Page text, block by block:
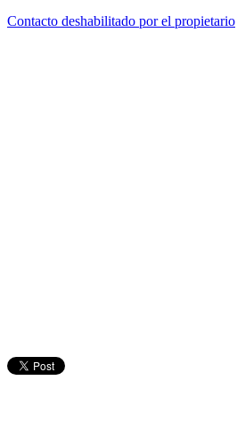
Contacto deshabilitado por el propietario